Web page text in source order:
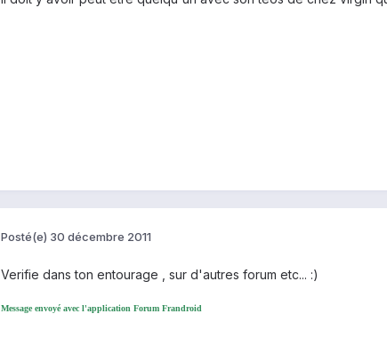
Posté(e) 30 décembre 2011
Verifie dans ton entourage , sur d'autres forum etc... :)
Message envoyé avec l'application Forum Frandroid